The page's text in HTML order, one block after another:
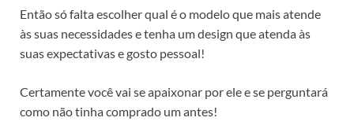
Então só falta escolher qual é o modelo que mais atende
às suas necessidades e tenha um design que atenda às
suas expectativas e gosto pessoal!
Certamente você vai se apaixonar por ele e se perguntará
como não tinha comprado um antes!